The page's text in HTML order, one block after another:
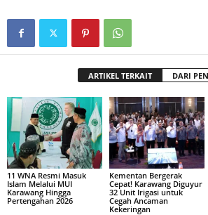
ARTIKEL TERKAIT DARI
11 WNA Resmi Masuk
Islam Melalui MUI
Karawang Hingga
Pertengahan 2026
Kementan Bergerak
Cepat! Karawang Diguyur
32 Unit Irigasi untuk
Cegah Ancaman
Kekeringan